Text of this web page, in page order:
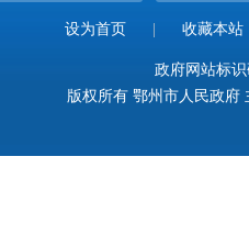
设为首页 收藏本站
政府网站标
版权所有 鄂州市人民政府